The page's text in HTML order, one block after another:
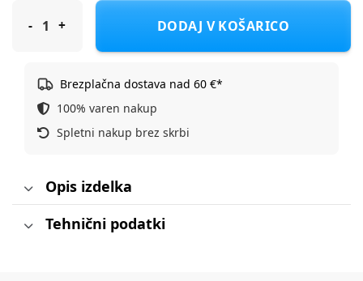
Adidas natikač zunanji JS2496 ADILETTE AQUA K D pink 28
DODAJ V KOŠARICO
Brezplačna dostava nad 60 €*
100% varen nakup
Spletni nakup brez skrbi
Opis izdelka
Tehnični podatki